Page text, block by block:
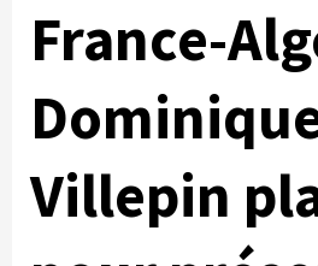
France-
Villepin